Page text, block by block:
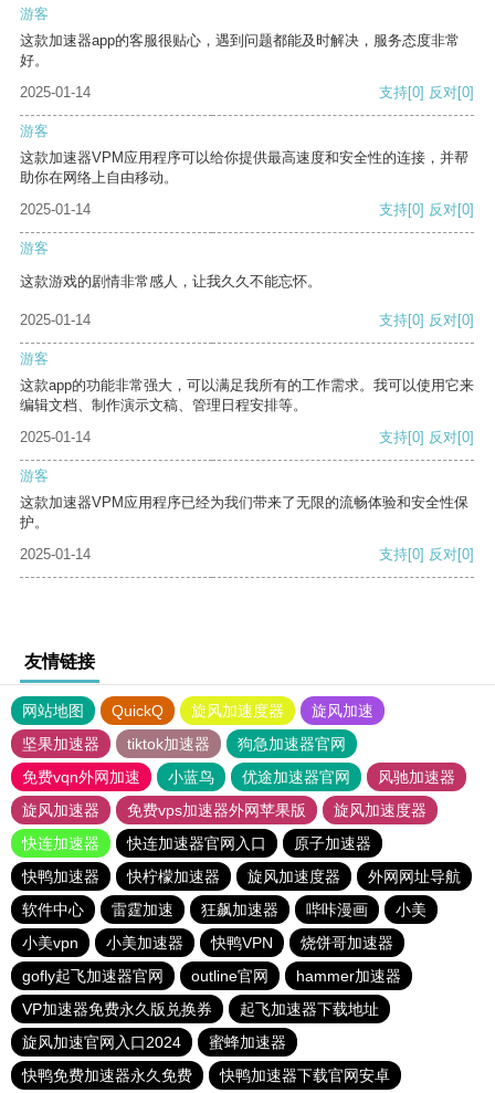
游客
这款加速器app的客服很贴心，遇到问题都能及时解决，服务态度非常
好。
2025-01-14
支持[0] 反对[0]
游客
这款加速器VPM应用程序可以给你提供最高速度和安全性的连接，并帮
助你在网络上自由移动。
2025-01-14
支持[0] 反对[0]
游客
这款游戏的剧情非常感人，让我久久不能忘怀。
2025-01-14 支持[0] 反对[0]
游客
这款app的功能非常强大，可以满足我所有的工作需求。我可以使用它来
编辑文档、制作演示文稿、管理日程安排等。
2025-01-14
支持[0] 反对[0]
游客
这款加速器VPM应用程序已经为我们带来了无限的流畅体验和安全性保
护。
2025-01-14
支持[0] 反对[0]
友情链接
网站地图 QuickQ 旋风加速度器
旋风加速
坚果加速器
tiktok加速器
狗急加速器官网
免费vqn外网加速
小蓝鸟 优途加速器官网
风驰加速器
旋风加速器
免费vps加速器外网苹果版
旋风加速度器
快连加速器
快连加速器官网入口
原子加速器
快鸭加速器
快柠檬加速器 旋风加速度器
外网网址导航
软件中心
雷霆加速 狂飙加速器 哔咔漫画
小美
小美vpn
小美加速器 快鸭VPN
烧饼哥加速器
gofly起飞加速器官网
outline官网
hammer加速器
VP加速器免费永久版兑换券
起飞加速器下载地址
旋风加速官网入口2024
蜜蜂加速器
快鸭免费加速器永久免费
快鸭加速器下载官网安卓